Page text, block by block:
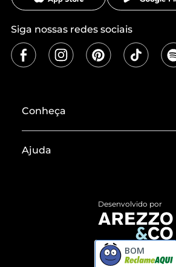
Siga nossas redes sociais
Conheça
Termos de Uso
ZZ MALL é confiável
Ajuda
Devolução do Produto
Compre pelo WhatsApp
Desenvolvido por
BOM